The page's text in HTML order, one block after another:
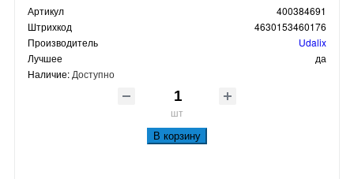
Артикул
400384691
Штрихкод
4630153460176
Производитель
Udalix
Лучшее
да
Наличие: Доступно
шт
В корзину